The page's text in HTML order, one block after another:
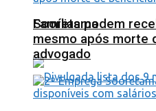
Sooretama
Famílias podem
mesmo após morte
advogado